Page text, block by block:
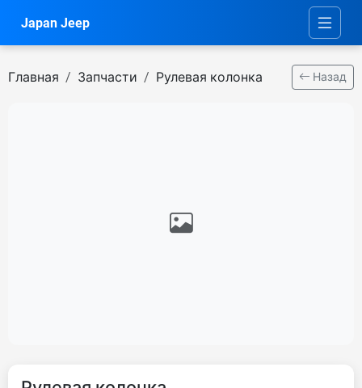
Japan Jeep
Главная Запчасти Рулевая колонка Назад